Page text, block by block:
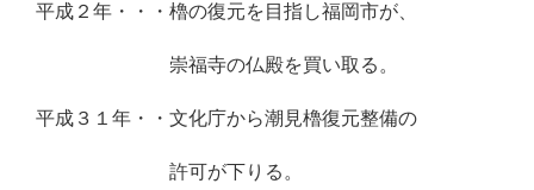
平成２年・・・櫓の復元を目指し福岡市が、
崇福寺の仏殿を買い取る。
平成３１年・・文化庁から潮見櫓復元整備の
許可が下りる。